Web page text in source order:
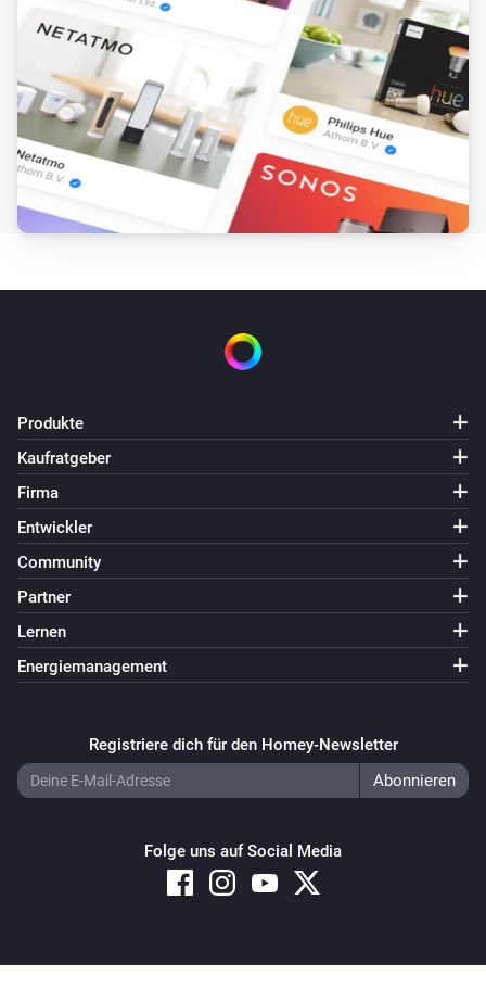
Produkte
Kaufratgeber
Firma
Entwickler
Community
Partner
Lernen
Energiemanagement
Registriere dich für den Homey-Newsletter
Folge uns auf Social Media